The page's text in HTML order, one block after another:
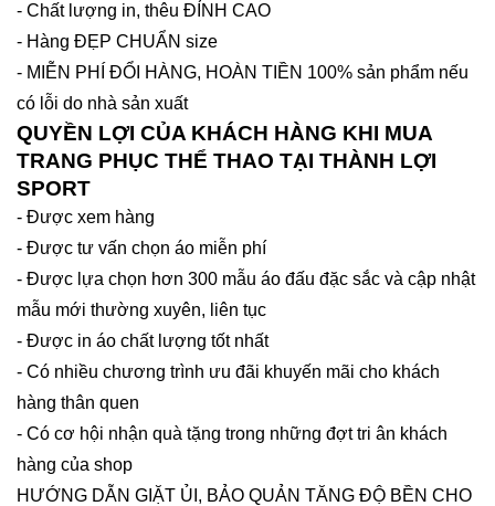
- Chất lượng in, thêu ĐỈNH CAO
- Hàng ĐẸP CHUẨN size
- MIỄN PHÍ ĐỔI HÀNG, HOÀN TIỀN 100% sản phẩm nếu
có lỗi do nhà sản xuất
QUYỀN LỢI CỦA KHÁCH HÀNG KHI MUA
TRANG PHỤC THỂ THAO TẠI THÀNH LỢI
SPORT
- Được xem hàng
- Được tư vấn chọn áo miễn phí
- Được lựa chọn hơn 300 mẫu áo đấu đặc sắc và cập nhật
mẫu mới thường xuyên, liên tục
- Được in áo chất lượng tốt nhất
- Có nhiều chương trình ưu đãi khuyến mãi cho khách
hàng thân quen
- Có cơ hội nhận quà tặng trong những đợt tri ân khách
hàng của shop
HƯỚNG DẪN GIẶT ỦI, BẢO QUẢN TĂNG ĐỘ BỀN CHO